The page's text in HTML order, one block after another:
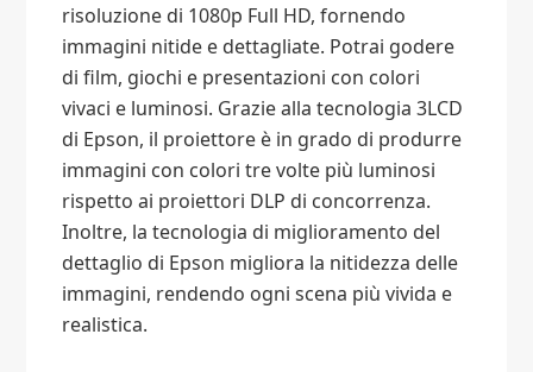
risoluzione di 1080p Full HD, fornendo
immagini nitide e dettagliate. Potrai godere
di film, giochi e presentazioni con colori
vivaci e luminosi. Grazie alla tecnologia 3LCD
di Epson, il proiettore è in grado di produrre
immagini con colori tre volte più luminosi
rispetto ai proiettori DLP di concorrenza.
Inoltre, la tecnologia di miglioramento del
dettaglio di Epson migliora la nitidezza delle
immagini, rendendo ogni scena più vivida e
realistica.